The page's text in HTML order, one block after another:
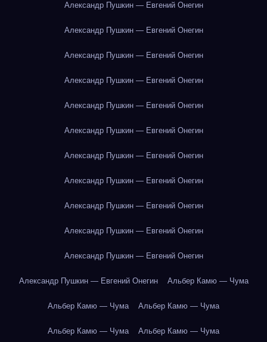
Александр Пушкин — Евгений Онегин
Александр Пушкин — Евгений Онегин
Александр Пушкин — Евгений Онегин
Александр Пушкин — Евгений Онегин
Александр Пушкин — Евгений Онегин
Александр Пушкин — Евгений Онегин
Александр Пушкин — Евгений Онегин
Александр Пушкин — Евгений Онегин
Александр Пушкин — Евгений Онегин
Александр Пушкин — Евгений Онегин
Александр Пушкин — Евгений Онегин
Александр Пушкин — Евгений Онегин Альбер Камю — Чума
Альбер Камю — Чума Альбер Камю — Чума
Альбер Камю — Чума Альбер Камю — Чума